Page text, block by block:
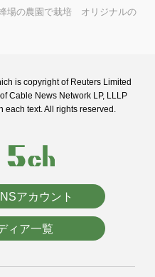
場の農園で栽培 オリジナルの
is copyright of Reuters Limited
Cable News Network LP, LLLP
each text. All rights reserved.
アカウント
ィア一覧